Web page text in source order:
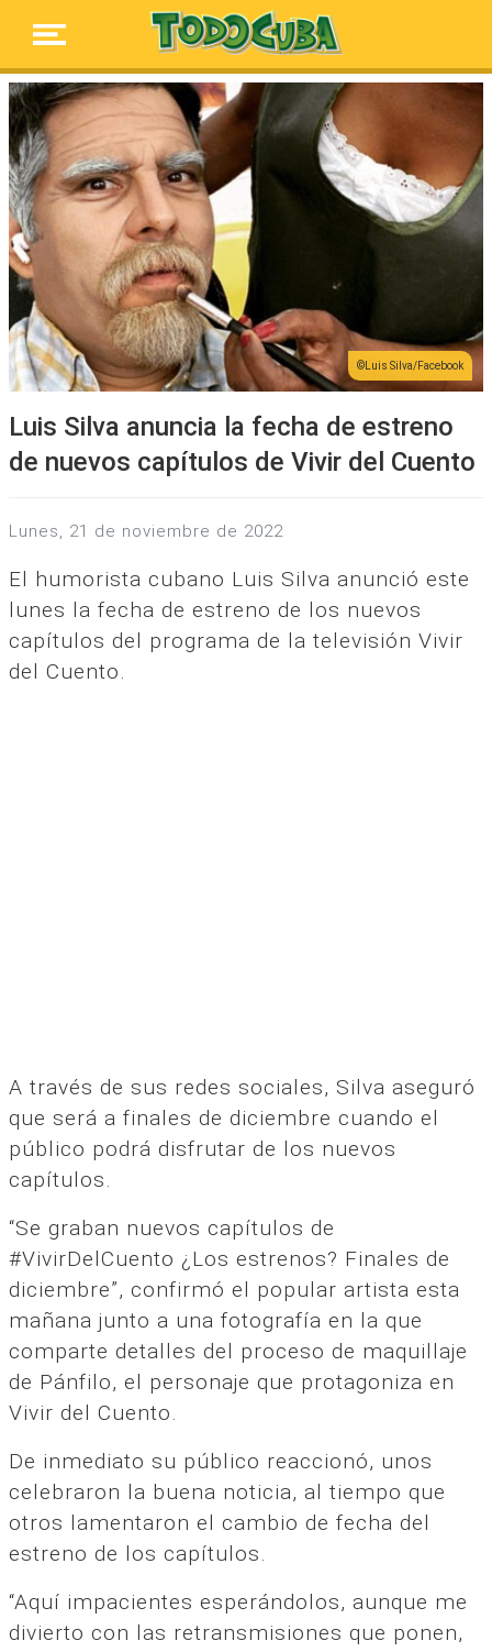
Luis Silva/Facebook
Luis Silva anuncia la fecha de estreno
de nuevos capítulos de Vivir del Cuento
lunes, 21 de noviembre de 2022
El humorista cubano Luis Silva anunció este
lunes la fecha de estreno de los nuevos
capítulos del programa de la televisión Vivir
del Cuento.
A través de sus redes sociales, Silva aseguró
que será a finales de diciembre cuando el
público podrá disfrutar de los nuevos
capítulos.
“Se graban nuevos capítulos de
#VivirDelCuento ¿Los estrenos? Finales de
diciembre”, confirmó el popular artista esta
mañana junto a una fotografía en la que
comparte detalles del proceso de maquillaje
de Pánfilo, el personaje que protagoniza en
Vivir del Cuento.
De inmediato su público reaccionó, unos
celebraron la buena noticia, al tiempo que
otros lamentaron el cambio de fecha del
estreno de los capítulos.
“Aquí impacientes esperándolos, aunque me
divierto con las retransmisiones que ponen,